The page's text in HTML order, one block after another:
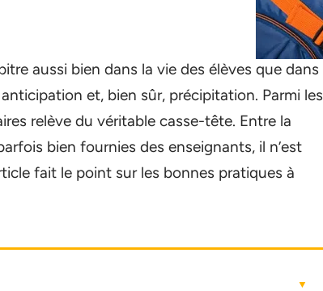
aussi bien dans la vie des élèves que dans
et, bien sûr, précipitation. Parmi les
relève du véritable casse-tête. Entre la
bien fournies des enseignants, il n’est
fait le point sur les bonnes pratiques à